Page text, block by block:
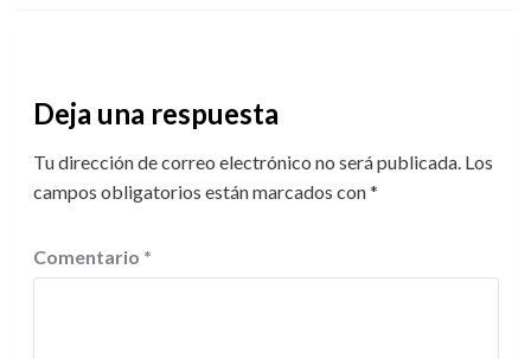
Deja una respuesta
Tu dirección de correo electrónico no será publicada. Los
campos obligatorios están marcados con*
Comentario *